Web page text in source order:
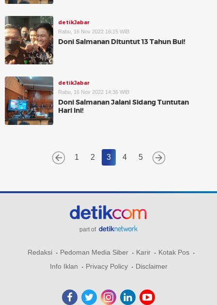
detikJabar
Rabu, 16 Nov 2022 16:15 WIB
Doni Salmanan Dituntut 13 Tahun Bui!
detikJabar
Rabu, 16 Nov 2022 14:36 WIB
Doni Salmanan Jalani Sidang Tuntutan
Hari Ini!
1 2 3 4 5
part of
Redaksi Pedoman Media Siber Karir
Kotak Pos
Info Iklan
Privacy Policy Disclaimer